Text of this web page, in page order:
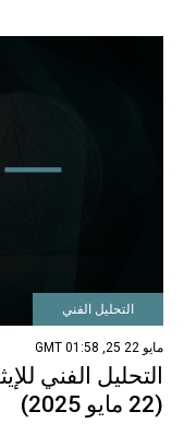
التحليل الفني
مايو 22 25, 01:58 GMT
(22 مايو 2025)